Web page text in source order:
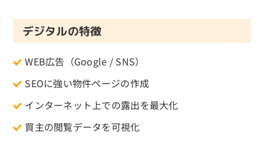
デジタルの特徴
WEB広告（Google / SNS）
SEOに強い物件ページの作成
インターネット上での露出を最大化
買主の閲覧データを可視化